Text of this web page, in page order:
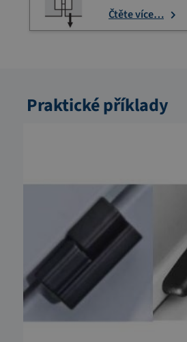
Čtěte více…
Praktické příklady